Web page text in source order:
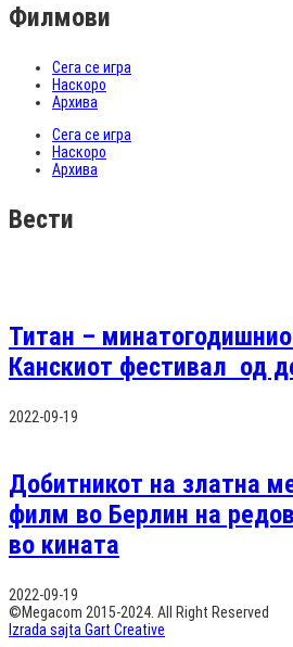
Филмови
Сега се игра
Наскоро
Архива
Сега се игра
Наскоро
Архива
Вести
Титан –
Канскиот фестивал од
2022-09-19
Добитникот на златна
филм во Берлин на
во кината
2022-09-19
©Megacom 2015-2024. All Right Reserved
Izrada sajta Gart Creative